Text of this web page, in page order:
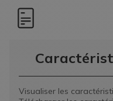
Visualiser les